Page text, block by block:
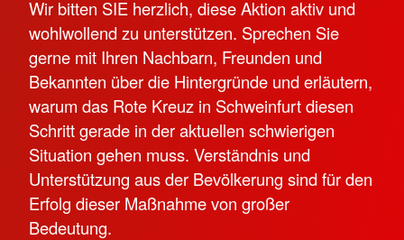
Wir bitten SIE herzlich, diese Aktion aktiv und
wohlwollend zu unterstützen. Sprechen Sie
gerne mit Ihren Nachbarn, Freunden und
Bekannten über die Hintergründe und erläutern,
warum das Rote Kreuz in Schweinfurt diesen
Schritt gerade in der aktuellen schwierigen
Situation gehen muss. Verständnis und
Unterstützung aus der Bevölkerung sind für den
Erfolg dieser Maßnahme von großer
Bedeutung.